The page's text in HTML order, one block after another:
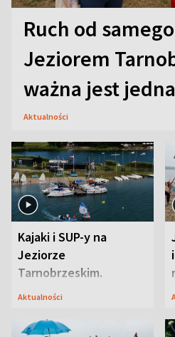
Ruch od
Jeziorem
ważna jest
Aktualności
Kajaki i SUP-y na
Jeziorze
Tarnobrzeskim.
Przyrodnicy zwracają
Aktualności